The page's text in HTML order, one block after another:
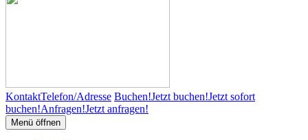
KontaktTelefon/Adresse Buchen!Jetzt buchen!Jetzt sofort
buchen!Anfragen!Jetzt anfragen!
Menü öffnen